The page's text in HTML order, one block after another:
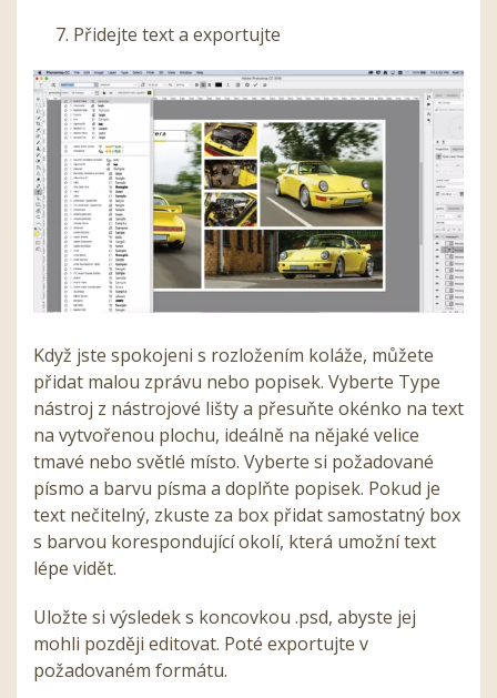
7. Přidejte text a exportujte
Když jste spokojeni s rozložením koláže, můžete
přidat malou zprávu nebo popisek. Vyberte Type
nástroj z nástrojové lišty a přesuňte okénko na text
na vytvořenou plochu, ideálně na nějaké velice
tmavé nebo světlé místo. Vyberte si požadované
písmo a barvu písma a doplňte popisek. Pokud je
text nečitelný, zkuste za box přidat samostatný box
s barvou korespondující okolí, která umožní text
lépe vidět.
Uložte si výsledek s koncovkou .psd, abyste jej
mohli později editovat. Poté exportujte v
požadovaném formátu.